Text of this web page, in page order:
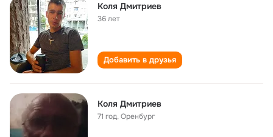
Коля Дмитриев
36 лет
Добавить в друзья
Коля Дмитриев
71 год,Оренбург